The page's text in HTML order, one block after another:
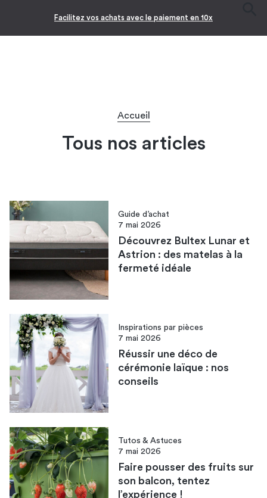
Facilitez vos achats avec le paiement en 10x
Accueil
Tous nos articles
Guide d’achat
7 mai 2026
Découvrez Bultex Lunar et
Astrion : des matelas à la
fermeté idéale
Inspirations par pièces
7 mai 2026
Réussir une déco de
cérémonie laïque : nos
conseils
Tutos & Astuces
7 mai 2026
Faire pousser des fruits sur
son balcon​, tentez
l’expérience !